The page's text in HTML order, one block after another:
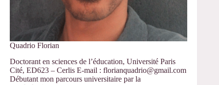
Quadrio Florian
Doctorant en sciences de l’éducation, Université Paris
Cité, ED623 – Cerlis E-mail : florianquadrio@gmail.com
Débutant mon parcours universitaire par la